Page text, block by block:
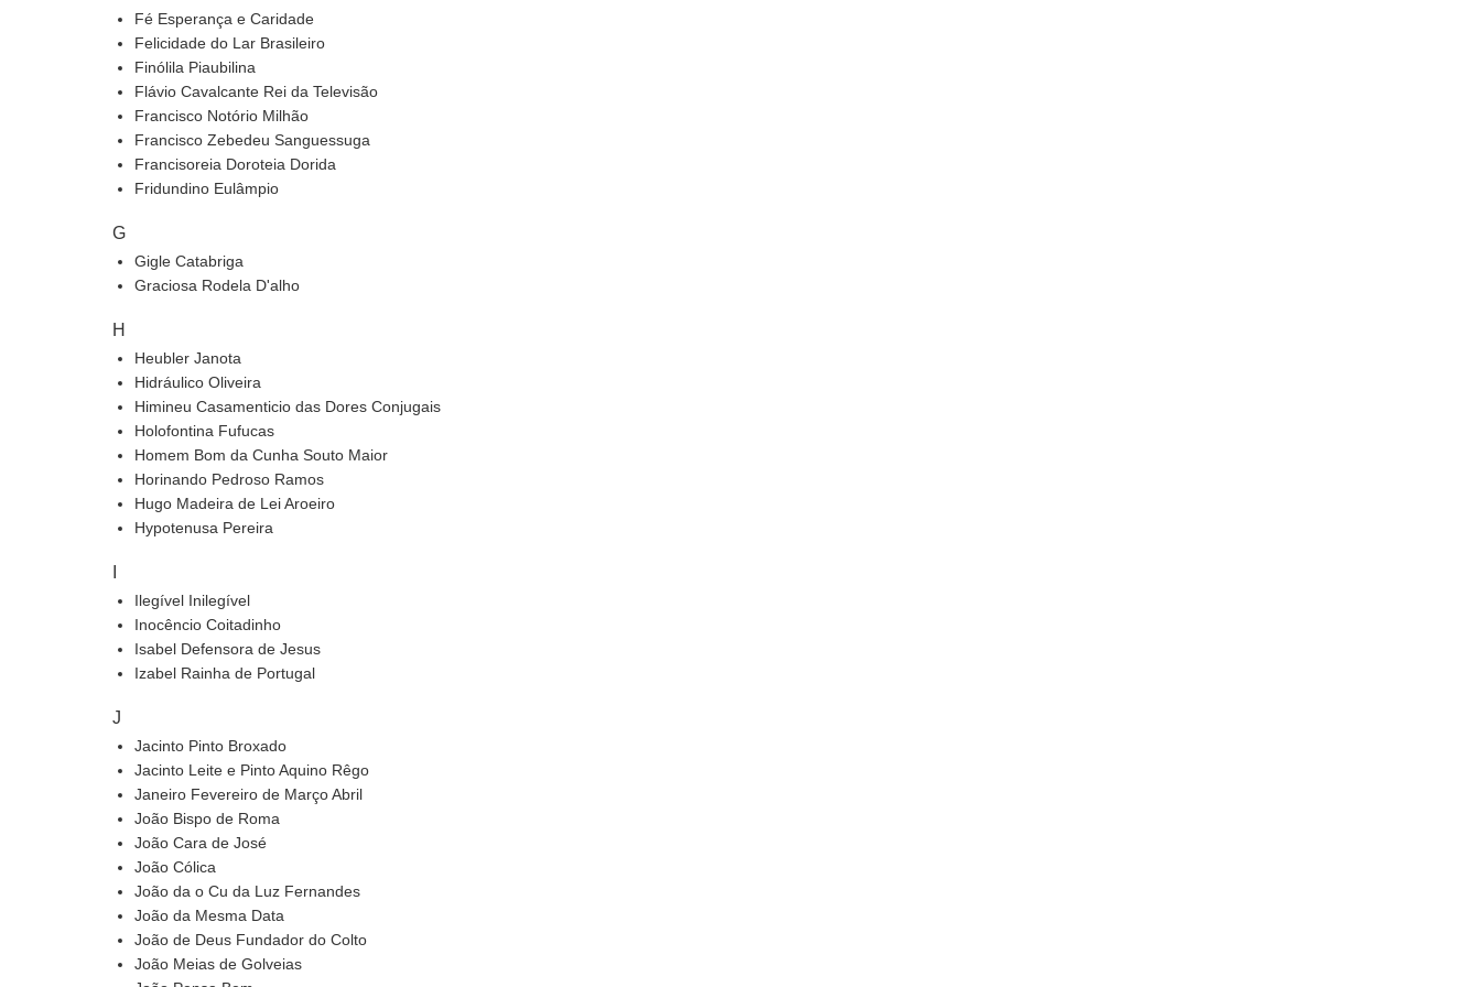
Fé Esperança e Caridade
Felicidade do Lar Brasileiro
Finólila Piaubilina
Flávio Cavalcante Rei da Televisão
Francisco Notório Milhão
Francisco Zebedeu Sanguessuga
Francisoreia Doroteia Dorida
Fridundino Eulâmpio
G
Gigle Catabriga
Graciosa Rodela D'alho
H
Heubler Janota
Hidráulico Oliveira
Himineu Casamenticio das Dores Conjugais
Holofontina Fufucas
Homem Bom da Cunha Souto Maior
Horinando Pedroso Ramos
Hugo Madeira de Lei Aroeiro
Hypotenusa Pereira
I
Ilegível Inilegível
Inocêncio Coitadinho
Isabel Defensora de Jesus
Izabel Rainha de Portugal
J
Jacinto Pinto Broxado
Jacinto Leite e Pinto Aquino Rêgo
Janeiro Fevereiro de Março Abril
João Bispo de Roma
João Cara de José
João Cólica
João da o Cu da Luz Fernandes
João da Mesma Data
João de Deus Fundador do Colto
João Meias de Golveias